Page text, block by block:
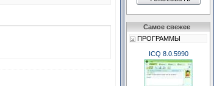
Самое свежее
ПРОГРАММЫ
ICQ 8.0.5990